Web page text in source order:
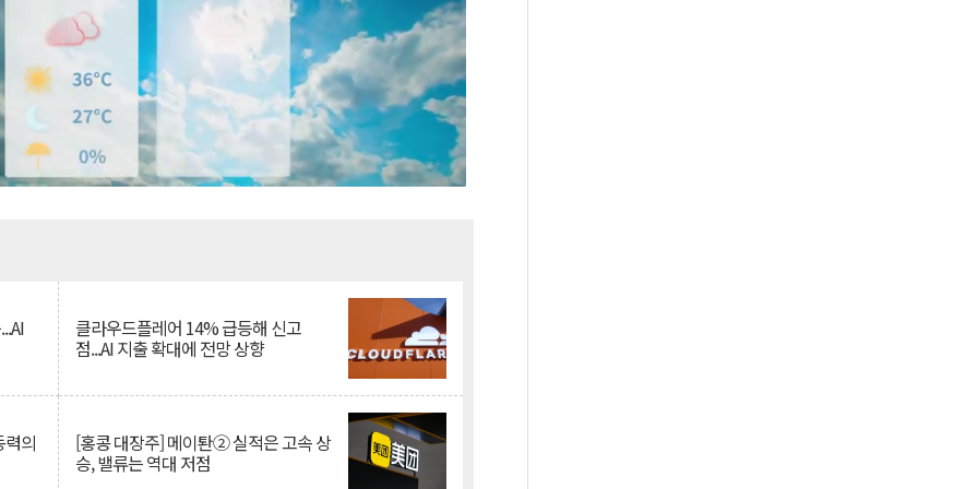
클라우드플레어 14% 급등해 신고
점...AI 지출 확대에 전망 상향
의 [홍콩 대장주] 메이퇀② 실적은 고속 상
승, 밸류는 역대 저점